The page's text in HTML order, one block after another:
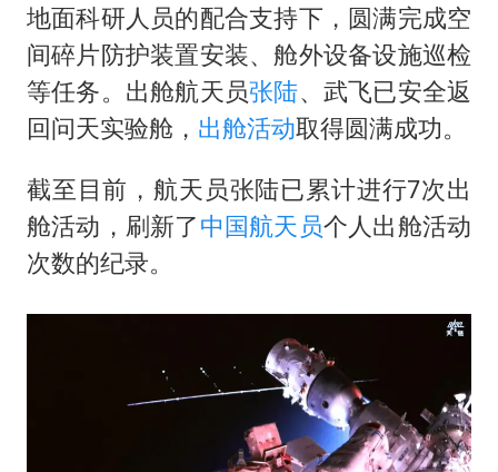
地面科研人员的配合支持下，圆满完成空
间碎片防护装置安装、舱外设备设施巡检
等任务。出舱航天员张陆、武飞已安全返
回问天实验舱， 出舱活动取得圆满成功。
截至目前，航天员张陆已累计进行7次出
舱活动，刷新了中国航天员个人出舱活动
次数的纪录。